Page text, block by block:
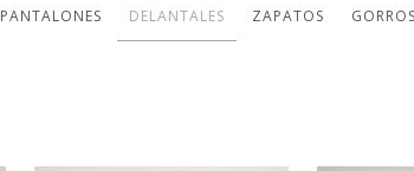
PANTALONES DELANTALES ZAPATOS GORROS